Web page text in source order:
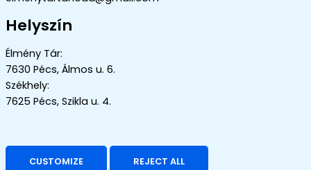
Helyszín
Élmény Tár:
7630 Pécs, Álmos u. 6.
Székhely:
7625 Pécs, Szikla u. 4.
CUSTOMIZE REJECT ALL